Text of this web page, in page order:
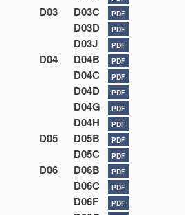
D03 D03C PDF
D03D PDF
D03J PDF
D04 D04B PDF
D04C PDF
D04D PDF
D04G PDF
D04H PDF
D05 D05B PDF
D05C PDF
D06 D06B PDF
D06C PDF
D06F PDF